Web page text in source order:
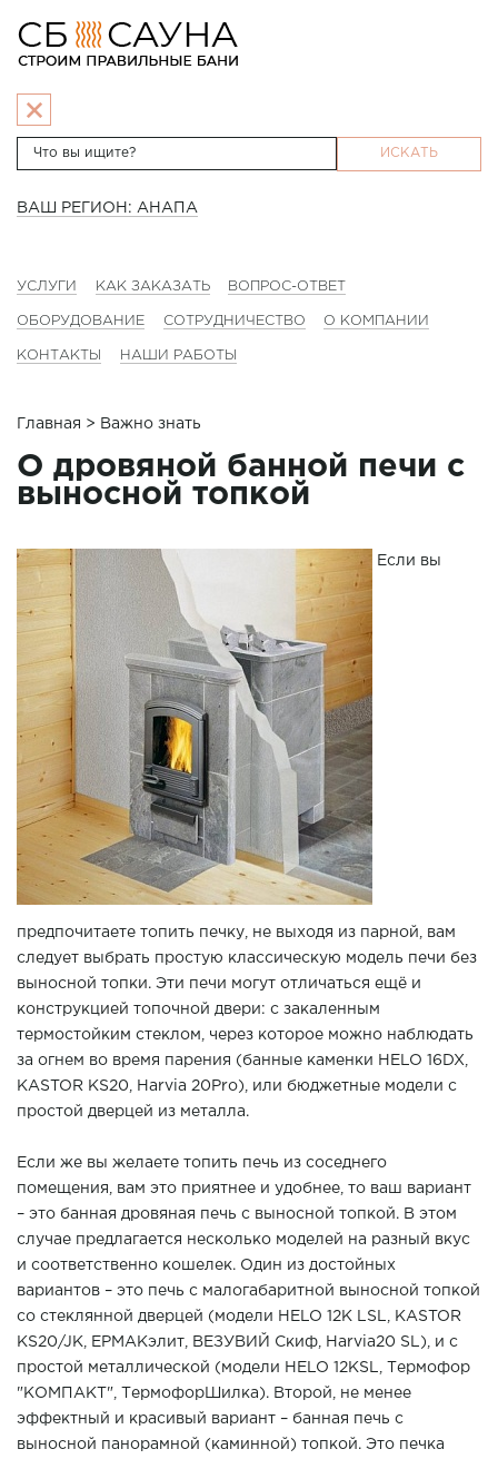
ИСКАТЬ
ВАШ РЕГИОН: АНАПА
УСЛУГИ КАК ЗАКАЗАТЬ ВОПРОС-ОТВЕТ
ОБОРУДОВАНИЕ СОТРУДНИЧЕСТВО О КОМПАНИИ
КОНТАКТЫ НАШИ РАБОТЫ
Главная > Важно знать
О дровяной банной печи с
выносной топкой
Если вы
предпочитаете топить печку, не выходя из парной, вам
следует выбрать простую классическую модель печи без
выносной топки. Эти печи могут отличаться ещё и
конструкцией топочной двери: с закаленным
термостойким стеклом, через которое можно наблюдать
за огнем во время парения (банные каменки HELO 16DX,
KASTOR KS20, Harvia 20Pro), или бюджетные модели с
простой дверцей из металла.
Если же вы желаете топить печь из соседнего
помещения, вам это приятнее и удобнее, то ваш вариант
– это банная дровяная печь с выносной топкой. В этом
случае предлагается несколько моделей на разный вкус
и соответственно кошелек. Один из достойных
вариантов – это печь с малогабаритной выносной топкой
со стеклянной дверцей (модели HELO 12K LSL, KASTOR
KS20/JK, ЕРМАКэлит, ВЕЗУВИЙ Скиф, Harvia20 SL), и с
простой металлической (модели HELO 12KSL, Термофор
"КОМПАКТ", ТермофорШилка). Второй, не менее
эффектный и красивый вариант – банная печь с
выносной панорамной (каминной) топкой. Это печка